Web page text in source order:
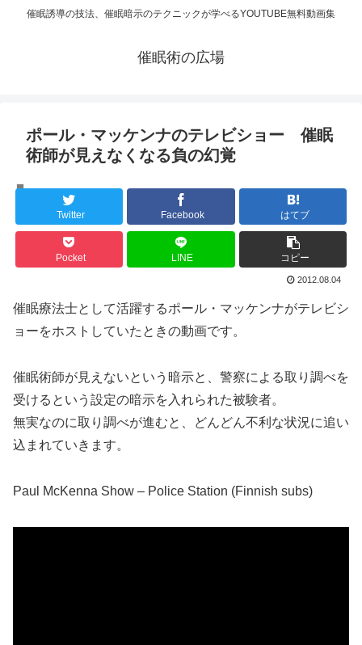
催眠誘導の技法、催眠暗示のテクニックが学べるYOUTUBE無料動画集
催眠術の広場
ポール・マッケンナのテレビショー 催眠
術師が見えなくなる負の幻覚
催眠術:知覚支配:負の幻覚
Twitter Facebook はてブ
Pocket LINE コピー
2012.08.04
催眠療法士として活躍するポール・マッケンナがテレビシ
ョーをホストしていたときの動画です。
催眠術師が見えないという暗示と、警察による取り調べを
受けるという設定の暗示を入れられた被験者。
無実なのに取り調べが進むと、どんどん不利な状況に追い
込まれていきます。
Paul McKenna Show – Police Station (Finnish subs)